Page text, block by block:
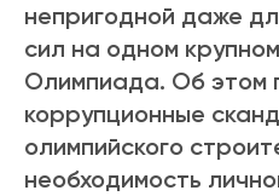
непригодной даже
сил на одном
Олимпиада. Об этом
коррупционные
олимпийского
необходимость